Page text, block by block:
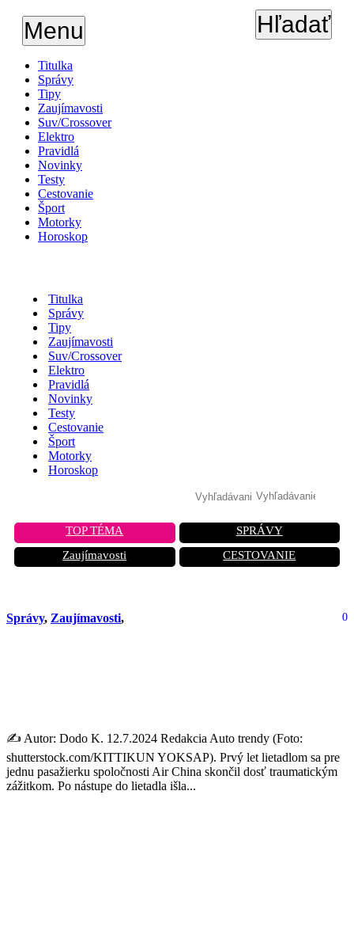
Menu Hľadať
Titulka
Správy
Tipy
Zaujímavosti
Suv/Crossover
Elektro
Pravidlá
Novinky
Testy
Cestovanie
Šport
Motorky
Horoskop
Titulka
Správy
Tipy
Zaujímavosti
Suv/Crossover
Elektro
Pravidlá
Novinky
Testy
Cestovanie
Šport
Motorky
Horoskop
TOP TÉMA
SPRÁVY
Zaujímavosti
CESTOVANIE
Správy, Zaujímavosti, 0
✍️ Autor: Dodo K. 12.7.2024 Redakcia Auto trendy (Foto:
shutterstock.com/KITTIKUN YOKSAP). Prvý let lietadlom sa pre
jednu pasažierku spoločnosti Air China skončil dosť traumatickým
zážitkom. Po nástupe do lietadla išla...